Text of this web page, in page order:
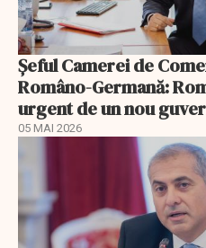
Șeful Camerei de
Româno-Germană:
urgent de un nou
05 MAI 2026